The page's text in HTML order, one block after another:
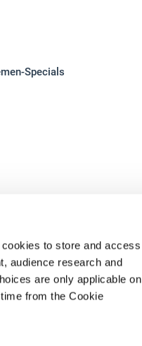
to store and access
audience research and
are only applicable on
from the Cookie
Specials